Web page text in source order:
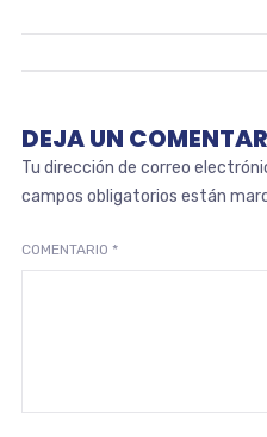
DEJA UN
Tu dirección de correo
campos obligatorios están
COMENTARIO *